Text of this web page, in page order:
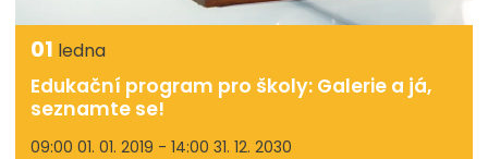
01 ledna
Edukační program pro školy: Galerie a já,
seznamte se!
09:00 01. 01. 2019 - 14:00 31. 12. 2030